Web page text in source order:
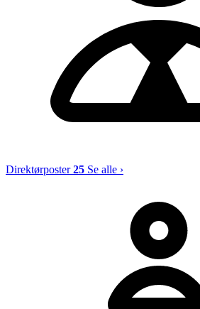
Direktørposter25 Se alle ›